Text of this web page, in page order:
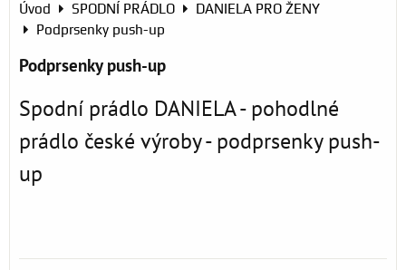
Úvod SPODNÍ PRÁDLO
DANIELA PRO ŽENY
Podprsenky push-up
Podprsenky push-up
Spodní prádlo DANIELA - pohodlné
prádlo české výroby - podprsenky push-
up